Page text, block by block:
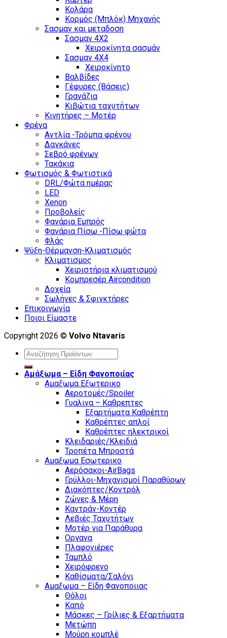
Κολάρα
Κορμός (Μπλόκ) Μηχανής
Σασμαν και μεταδοση
Σασμαν 4Χ2
Χειροκίνητα σασμάν
Σασμαν 4Χ4
Χειροκίνητο
Βαλβίδες
Γέφυρες (Βάσεις)
Γρανάζια
Κιβώτια ταχυτήτων
Κινητήρες – Μοτέρ
Φρένα
Αντλία -Τρόμπα φρένου
Δαγκάνες
Σεβρό φρένων
Τακάκια
Φωτισμός & Φωτιστικά
DRL/Φώτα ημέρας
LED
Xenon
Προβολείς
Φανάρια Εμπρός
Φανάρια Πίσω -Πίσω φώτα
Φλάς
Ψύξη-Θέρμανση-Κλιματισμός
Κλιματισμος
Χειριστήρια κλιματισμού
Κομπρεσέρ Aircondition
Δοχεία
Σωλήνες & Σφιγκτήρες
Επικοινωνία
Ποιοι Είμαστε
Copyright 2026 © Volvo Ntavaris
Search
for:
Αμάξωμα – Είδη Φανοποιίας
Αμαξωμα Εξωτερικο
Αεροτομές/Spoiler
Γυαλινα – Καθρεπτες
Εξαρτήματα Καθρέπτη
Καθρέπτες απλοί
Καθρέπτες ηλεκτρικοί
Κλειδαριές/Κλειδιά
Τροπέτα Μπροστά
Αμαξωμα Εσωτερικο
Αερόσακοι-AirBags
Γρύλλοι-Μηχανισμοί Παραθύρων
Διακόπτες/Κοντρόλ
Ζώνες & Μέρη
Καντράν-Κοντέρ
Λεβιές Ταχυτήτων
Μοτέρ για Παράθυρα
Οργανα
Πλαφονιέρες
Ταμπλό
Χειρόφρενο
Καθίσματα/Σαλόνι
Αμαξωμα – Είδη Φανοποιιας
Θόλοι
Καπό
Μάσκες – Γρίλιες & Εξαρτήματα
Μετώπη
Μούρη κομπλέ